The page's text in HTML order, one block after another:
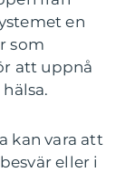
en
som
att uppnå
kan vara att
eller i